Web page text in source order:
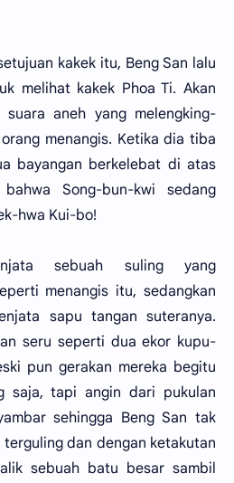
kakek itu, Beng San lalu
melihat kakek Phoa Ti. Akan
aneh yang melengking-
menangis. Ketika dia tiba
bayangan berkelebat di atas
Song-bun-kwi sedang
hwa Kui-bo!
sebuah suling yang
menangis itu, sedangkan
sapu tangan suteranya.
seru seperti dua ekor kupu-
pun gerakan mereka begitu
saja, tapi angin dari pukulan
sehingga Beng San tak
terguling dan dengan ketakutan
sebuah batu besar sambil